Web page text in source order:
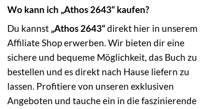
Wo kann ich „Athos 2643“ kaufen?
Du kannst „Athos 2643“direkt hier in unserem
Affiliate Shop erwerben. Wir bieten dir eine
sichere und bequeme Möglichkeit, das Buch zu
bestellen und es direkt nach Hause liefern zu
lassen. Profitiere von unseren exklusiven
Angeboten und tauche ein in die faszinierende